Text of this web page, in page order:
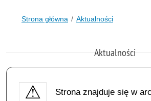
Strona główna Aktualności
Aktualności
Strona znajduje się w